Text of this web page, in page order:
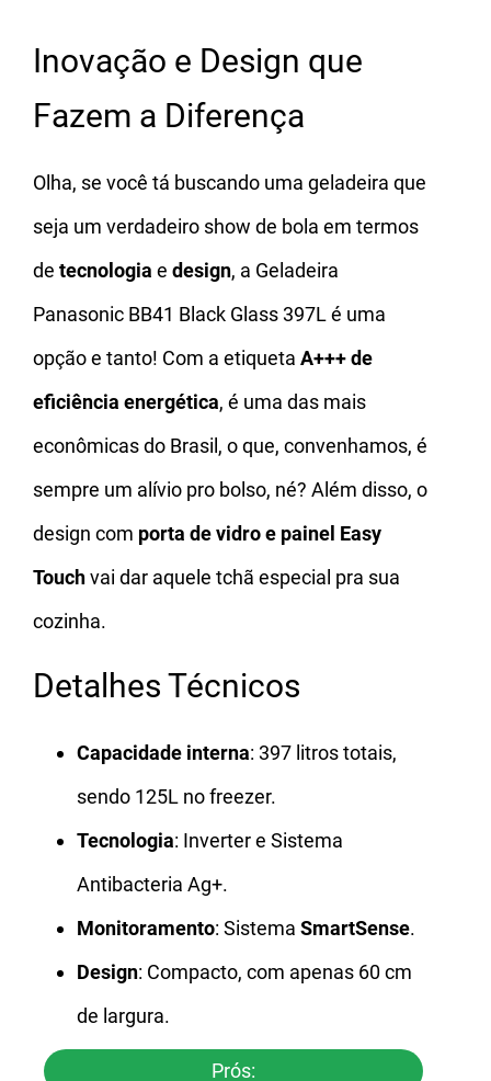
Inovação e Design que
Fazem a Diferença
Olha, se você tá buscando uma geladeira que
seja um verdadeiro show de bola em termos
de tecnologia e design, a Geladeira
Panasonic BB41 Black Glass 397L é uma
opção e tanto! Com a etiqueta A+++ de
eficiência energética, é uma das mais
econômicas do Brasil, o que, convenhamos, é
sempre um alívio pro bolso, né? Além disso, o
design com porta de vidro e painel Easy
Touchvai dar aquele tchã especial pra sua
cozinha.
Detalhes Técnicos
Capacidade interna: 397 litros totais,
sendo 125L no freezer.
Tecnologia: Inverter e Sistema
Antibacteria Ag+.
Monitoramento: Sistema SmartSense.
Design: Compacto, com apenas 60 cm
de largura.
Prós: